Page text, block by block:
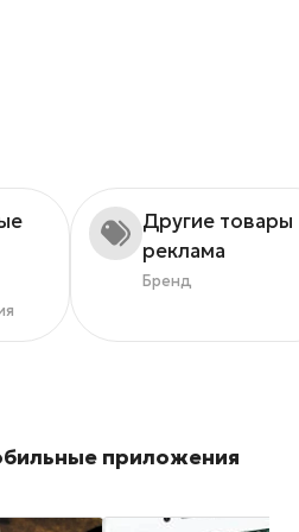
Другие товары
реклама
Бренд
приложения